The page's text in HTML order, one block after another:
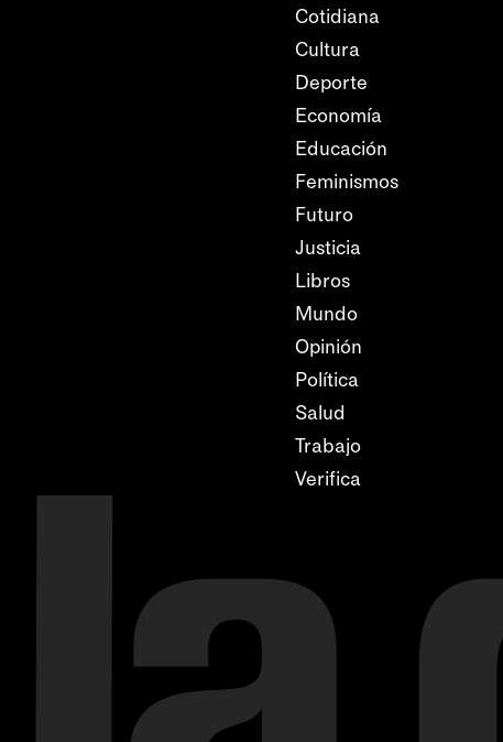
Cotidiana
Cultura
Deporte
Economía
Educación
Feminismos
Futuro
Justicia
Libros
Mundo
Opinión
Política
Salud
Trabajo
Verifica